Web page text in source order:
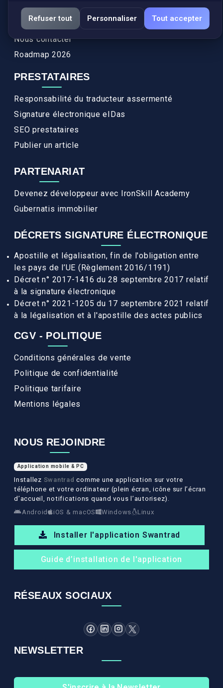
Refuser tout Personnaliser Tout accepter
Services
FAQ
Nous contacter
Roadmap 2026
PRESTATAIRES
Responsabilité du traducteur assermenté
Signature électronique eIDas
SEO prestataires
Publier un article
PARTENARIAT
Devenez développeur avec IronSkill Academy
Gubernatis immobilier
DÉCRETS SIGNATURE ÉLECTRONIQUE
Apostille et légalisation, fin de l'obligation entre
les pays de l’UE (Règlement 2016/1191)
Décret n° 2017-1416 du 28 septembre 2017 relatif
à la signature électronique
Décret n° 2021-1205 du 17 septembre 2021 relatif
à la légalisation et à l'apostille des actes publics
CGV - POLITIQUE
Conditions générales de vente
Politique de confidentialité
Politique tarifaire
Mentions légales
NOUS REJOINDRE
Application mobile & PC
Installez Swantrad comme une application sur votre
téléphone et votre ordinateur (plein écran, icône sur l’écran
d’accueil, notifications quand vous l’autorisez).
Android
iOS & macOS Windows Linux
Installer l'application Swantrad
Guide d’installation de l'application
RÉSEAUX SOCIAUX
NEWSLETTER